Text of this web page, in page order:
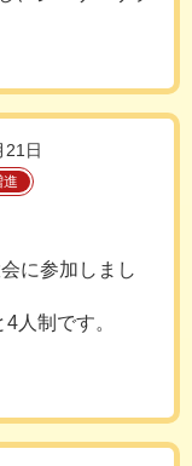
21日
に参加しまし
人制です。